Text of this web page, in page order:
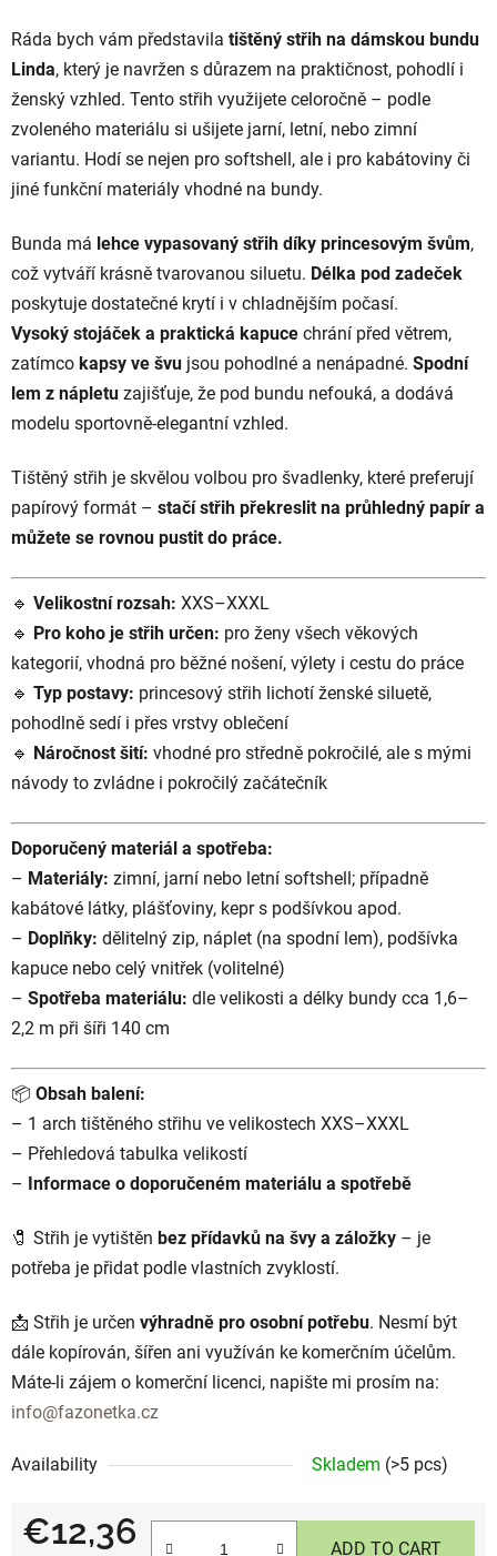
Ráda bych vám představila tištěný střih na dámskou bundu
Linda, který je navržen s důrazem na praktičnost, pohodlí i
ženský vzhled. Tento střih využijete celoročně – podle
zvoleného materiálu si ušijete jarní, letní, nebo zimní
variantu. Hodí se nejen pro softshell, ale i pro kabátoviny či
jiné funkční materiály vhodné na bundy.
Bunda má lehce vypasovaný střih díky princesovým švům,
což vytváří krásně tvarovanou siluetu. Délka pod zadeček
poskytuje dostatečné krytí i v chladnějším počasí.
Vysoký stojáček a praktická kapuce chrání před větrem,
zatímco kapsy ve švu jsou pohodlné a nenápadné. Spodní
lem z nápletu zajišťuje, že pod bundu nefouká, a dodává
modelu sportovně-elegantní vzhled.
Tištěný střih je skvělou volbou pro švadlenky, které preferují
papírový formát – stačí střih překreslit na průhledný papír a
můžete se rovnou pustit do práce.
🔹 Velikostní rozsah: XXS–XXXL
🔹 Pro koho je střih určen: pro ženy všech věkových
kategorií, vhodná pro běžné nošení, výlety i cestu do práce
🔹 Typ postavy: princesový střih lichotí ženské siluetě,
pohodlně sedí i přes vrstvy oblečení
🔹 Náročnost šití: vhodné pro středně pokročilé, ale s mými
návody to zvládne i pokročilý začátečník
Doporučený materiál a spotřeba:
– Materiály: zimní, jarní nebo letní softshell; případně
kabátové látky, plášťoviny, kepr s podšívkou apod.
– Doplňky: dělitelný zip, náplet (na spodní lem), podšívka
kapuce nebo celý vnitřek (volitelné)
– Spotřeba materiálu: dle velikosti a délky bundy cca 1,6–
2,2 m při šíři 140 cm
📦 Obsah balení:
– 1 arch tištěného střihu ve velikostech XXS–XXXL
– Přehledová tabulka velikostí
– Informace o doporučeném materiálu a spotřebě
🧷 Střih je vytištěn bez přídavků na švy a záložky – je
potřeba je přidat podle vlastních zvyklostí.
📩 Střih je určen výhradně pro osobní potřebu. Nesmí být
dále kopírován, šířen ani využíván ke komerčním účelům.
Máte-li zájem o komerční licenci, napište mi prosím na:
info@fazonetka.cz
Availability Skladem (>5 pcs)
€12,36 ADD TO CART